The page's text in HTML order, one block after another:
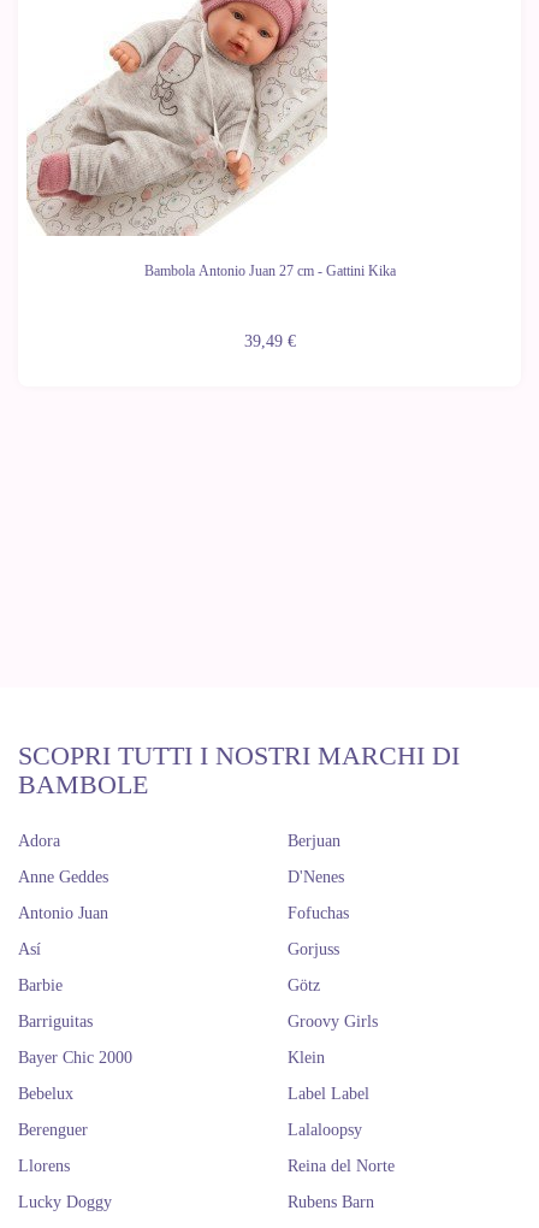
Bambola Antonio Juan 27 cm - Gattini Kika
39,49 €
SCOPRI TUTTI I NOSTRI MARCHI DI
BAMBOLE
Adora
Anne Geddes
Antonio Juan
Así
Barbie
Barriguitas
Bayer Chic 2000
Bebelux
Berenguer
Berjuan
D'Nenes
Fofuchas
Gorjuss
Götz
Groovy Girls
Klein
Label Label
Lalaloopsy
Llorens
Lucky Doggy
Reina del Norte
Rubens Barn